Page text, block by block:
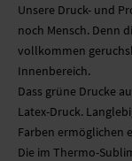
Unsere Druck- und
noch Mensch. Denn
vollkommen
Innenbereich.
Dass grüne
Latex-Druck.
Farben ermöglichen
Die im Thermo-